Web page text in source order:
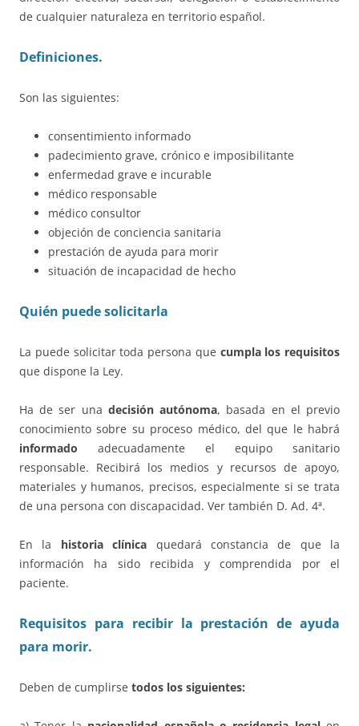
de cualquier naturaleza en territorio español.
Definiciones.
Son las siguientes:
consentimiento informado
padecimiento grave, crónico e imposibilitante
enfermedad grave e incurable
médico responsable
médico consultor
objeción de conciencia sanitaria
prestación de ayuda para morir
situación de incapacidad de hecho
Quién puede solicitarla
La puede solicitar toda persona que cumpla los requisitos
que dispone la Ley.
Ha de ser una decisión autónoma, basada en el previo
conocimiento sobre su proceso médico, del que le habrá
informado adecuadamente el equipo sanitario
responsable. Recibirá los medios y recursos de apoyo,
materiales y humanos, precisos, especialmente si se trata
de una persona con discapacidad. Ver también D. Ad. 4ª.
En la historia clínica quedará constancia de que la
información ha sido recibida y comprendida por el
paciente.
Requisitos para recibir la prestación de ayuda
para morir.
Deben de cumplirse todos los siguientes: